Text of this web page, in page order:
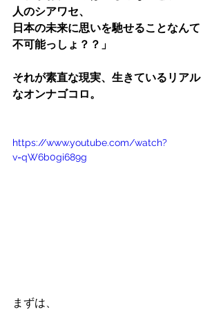
人のシアワセ、
日本の未来に思いを馳せることなんて
不可能っしょ？？」
それが素直な現実、生きているリアル
なオンナゴコロ。
https://www.youtube.com/watch?
v=qW6b0gi689g
まずは、